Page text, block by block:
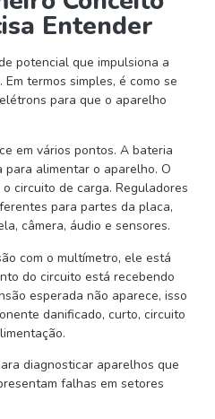
Entender
potencial que impulsiona a
termos simples, é como se
para que o aparelho
em vários pontos. A bateria
alimentar o aparelho. O
circuito de carga. Reguladores
para partes da placa,
câmera, áudio e sensores.
com o multímetro, ele está
do circuito está recebendo
esperada não aparece, isso
danificado, curto, circuito
diagnosticar aparelhos que
falhas em setores